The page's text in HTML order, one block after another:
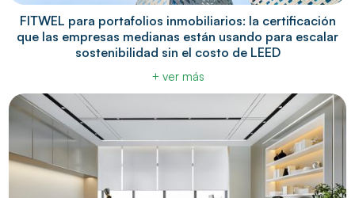
FITWEL para portafolios inmobiliarios: la certificación
que las empresas medianas están usando para escalar
sostenibilidad sin el costo de LEED
+ ver más